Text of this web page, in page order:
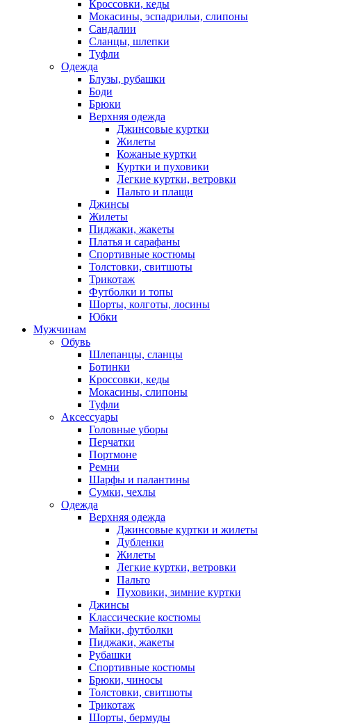
Кроссовки, кеды
Мокасины, эспадрильи, слипоны
Сандалии
Сланцы, шлепки
Туфли
Одежда
Блузы, рубашки
Боди
Брюки
Верхняя одежда
Джинсовые куртки
Жилеты
Кожаные куртки
Куртки и пуховики
Легкие куртки, ветровки
Пальто и плащи
Джинсы
Жилеты
Пиджаки, жакеты
Платья и сарафаны
Спортивные костюмы
Толстовки, свитшоты
Трикотаж
Футболки и топы
Шорты, колготы, лосины
Юбки
Мужчинам
Обувь
Шлепанцы, сланцы
Ботинки
Кроссовки, кеды
Мокасины, слипоны
Туфли
Аксессуары
Головные уборы
Перчатки
Портмоне
Ремни
Шарфы и палантины
Сумки, чехлы
Одежда
Верхняя одежда
Джинсовые куртки и жилеты
Дубленки
Жилеты
Легкие куртки, ветровки
Пальто
Пуховики, зимние куртки
Джинсы
Классические костюмы
Майки, футболки
Пиджаки, жакеты
Рубашки
Спортивные костюмы
Брюки, чиносы
Толстовки, свитшоты
Трикотаж
Шорты, бермуды